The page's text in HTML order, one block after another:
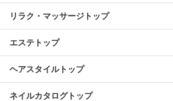
リラク・マッサージトップ
エステトップ
ヘアスタイルトップ
ネイルカタログトップ